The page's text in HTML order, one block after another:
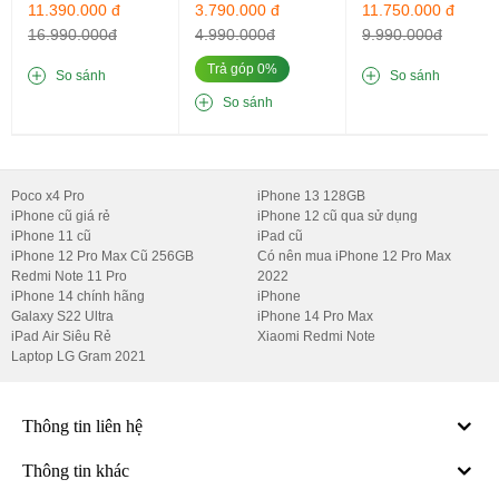
Tấm nền Dynamic AMOLED hỗ trợ dải màu DCI-P3, HDR10+
kết hợp viền màn hình mỏng hơn hứa hẹn mang đến chất lượng
hiển thị đã mắt, màu sắc sống động.
3. Hệ thống camera Samsung Galaxy  Note
10 Plus độc lạ
Điện thoại thiết lập cụm 4 camera phía sau. Bên cạnh 3 ống kính
12GB/256GB
11.390.000 đ
16.990.000đ
So sánh
3.790.000 đ
4.990.000đ
Trả góp 0%
So sánh
16GB/256GB
11.750.000 đ
9.990.000đ
So sánh
Poco x4 Pro
iPhone cũ giá rẻ
iPhone 11 cũ
iPhone 12 Pro Max Cũ 256GB
Redmi Note 11 Pro
iPhone 14 chính hãng
Galaxy S22 Ultra
iPad Air Siêu Rẻ
Laptop LG Gram 2021
iPhone 13 128GB
iPhone 12 cũ qua sử dụng
iPad cũ
Có nên mua iPhone 12 Pro Max
2022
iPhone
iPhone 14 Pro Max
Xiaomi Redmi Note
Thông tin liên hệ
Thông tin khác